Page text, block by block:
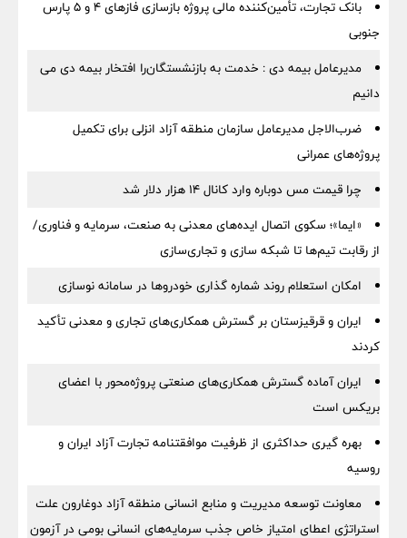
بانک تجارت، تأمین‌کننده مالی پروژه بازسازی فازهای ۴ و ۵ پارس
جنوبی
مدیرعامل بیمه دی : خدمت به بازنشستگان‌را افتخار بیمه دی می
دانیم
ضرب‌الاجل مدیرعامل سازمان منطقه آزاد انزلی برای تكمیل
پروژه‌های عمرانی
چرا قیمت مس دوباره وارد کانال ۱۴ هزار دلار شد
«ایما»؛ سکوی اتصال ایده‌های معدنی به صنعت، سرمایه و فناوری/
از رقابت تیم‌ها تا شبکه سازی و تجاری‌سازی
امکان استعلام روند شماره گذاری خودروها در سامانه نوسازی
ایران و قرقیزستان بر گسترش همکاری‌های تجاری و معدنی تأکید
کردند
ایران آماده گسترش همکاری‌های صنعتی پروژه‌محور با اعضای
بریکس است
بهره گیری حداکثری از ظرفیت موافقتنامه تجارت آزاد ایران و
روسیه
معاونت توسعه مدیریت و منابع انسانی منطقه آزاد دوغارون علت
استراتژی اعطای امتیاز خاص جذب سرمایه‌های انسانی بومی در آزمون